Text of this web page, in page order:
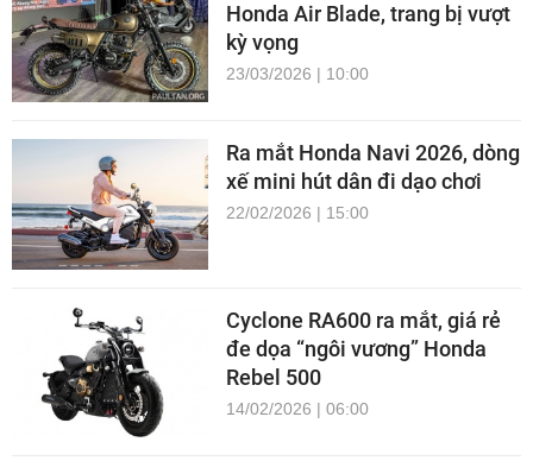
Honda Air Blade, trang bị vượt
kỳ vọng
23/03/2026 | 10:00
Ra mắt Honda Navi 2026, dòng
xế mini hút dân đi dạo chơi
22/02/2026 | 15:00
Cyclone RA600 ra mắt, giá rẻ
đe dọa “ngôi vương” Honda
Rebel 500
14/02/2026 | 06:00